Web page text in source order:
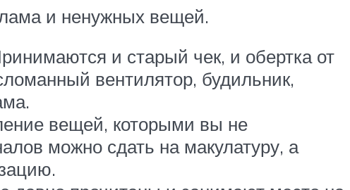
и ненужных вещей.
и старый чек, и обертка от
вентилятор, будильник,
вещей, которыми вы не
можно сдать на макулатуру, а